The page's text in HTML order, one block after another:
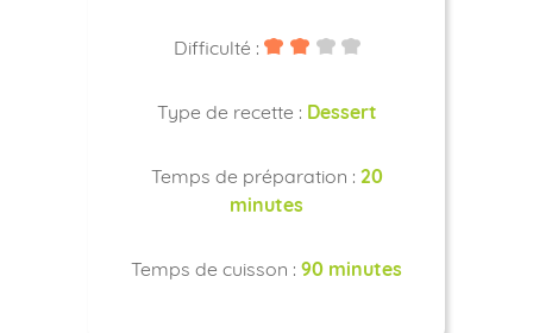
Difficulté :
Type de recette : Dessert
Temps de préparation : 20
minutes
Temps de cuisson : 90 minutes